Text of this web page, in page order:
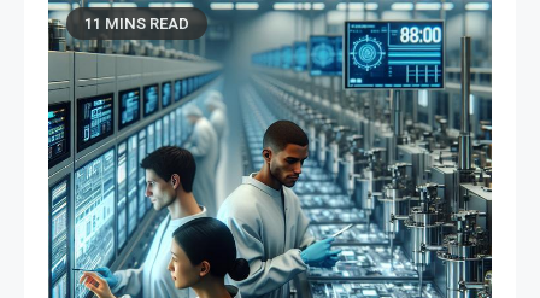
11 MINS READ